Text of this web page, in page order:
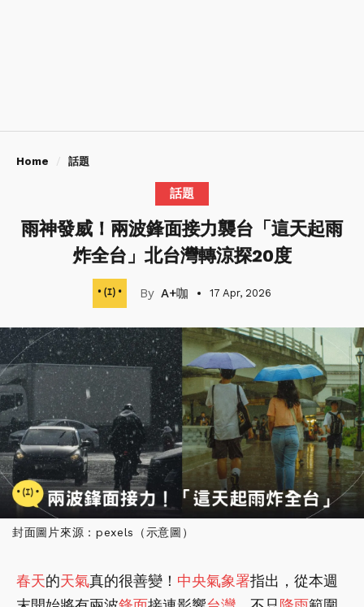
Home 話題
話題
雨神發威！兩波鋒面接力襲台「這天起雨
炸全台」北台灣轉涼探20度
A+咖 17 Apr, 2026
封面圖片來源：pexels（示意圖）
春天的天氣真的很善變！ 中央氣象署指出，從本週